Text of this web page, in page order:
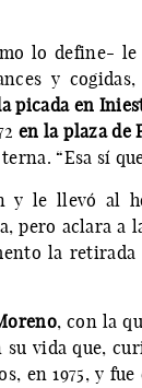
lo define-
y
picada en
en la plaza de
“Esa sí
y le llevó al
pero aclara a
la
, con la
vida que,
en 1975, y